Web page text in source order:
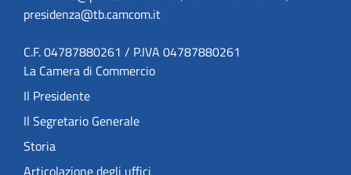
presidenza@tb.camcom.it
C.F. 04787880261 / P.IVA 04787880261
La Camera di Commercio
Il Presidente
Il Segretario Generale
Storia